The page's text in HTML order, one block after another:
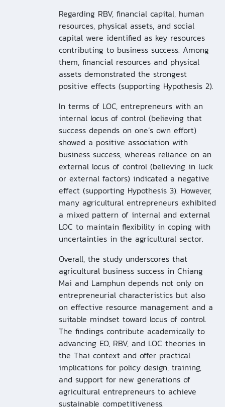
Regarding RBV, financial capital, human
resources, physical assets, and social
capital were identified as key resources
contributing to business success. Among
them, financial resources and physical
assets demonstrated the strongest
positive effects (supporting Hypothesis 2).
In terms of LOC, entrepreneurs with an
internal locus of control (believing that
success depends on one’s own effort)
showed a positive association with
business success, whereas reliance on an
external locus of control (believing in luck
or external factors) indicated a negative
effect (supporting Hypothesis 3). However,
many agricultural entrepreneurs exhibited
a mixed pattern of internal and external
LOC to maintain flexibility in coping with
uncertainties in the agricultural sector.
Overall, the study underscores that
agricultural business success in Chiang
Mai and Lamphun depends not only on
entrepreneurial characteristics but also
on effective resource management and a
suitable mindset toward locus of control.
The findings contribute academically to
advancing EO, RBV, and LOC theories in
the Thai context and offer practical
implications for policy design, training,
and support for new generations of
agricultural entrepreneurs to achieve
sustainable competitiveness.